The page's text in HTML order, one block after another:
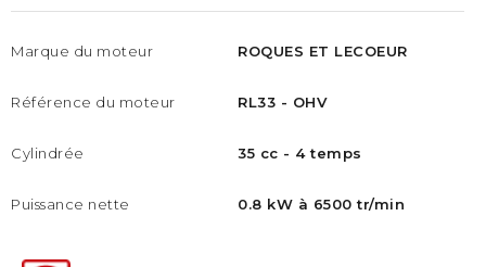
Marque du moteur
Référence du moteur​
Cylindrée
Puissance nette
ROQUES ET LECOEUR
RL33 - OHV​
35 cc - 4 temps
0.8 kW à 6500 tr/min